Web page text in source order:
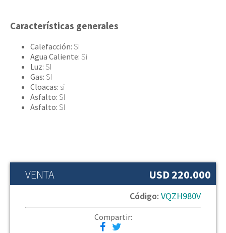
Características generales
Calefacción: SI
Agua Caliente: Si
Luz: SI
Gas: SI
Cloacas: si
Asfalto: SI
Asfalto: SI
VENTA USD 220.000
Código: VQZH980V
Compartir: